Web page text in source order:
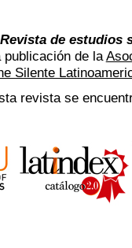
de estudios
de la
Silente
revista se